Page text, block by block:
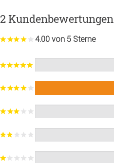
2 Kundenbewertungen
4.00 von 5 Sterne